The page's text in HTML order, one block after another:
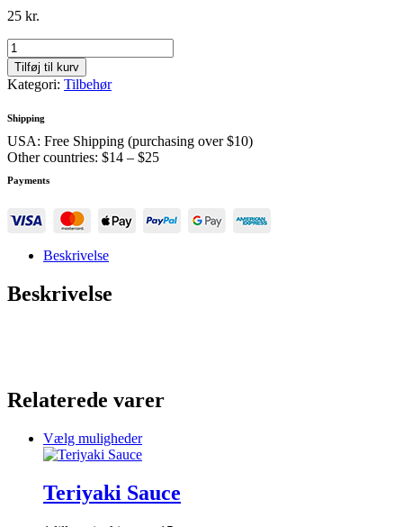
25 kr.
Sushi
Ris
antal
Tilføj til kurv
Kategori: Tilbehør
Shipping
USA: Free Shipping (purchasing over $10)
Other countries: $14 – $25
Payments
Beskrivelse
Beskrivelse
Relaterede varer
Vælg mulighederDette
vare
varianter.
Teriyaki Sauce